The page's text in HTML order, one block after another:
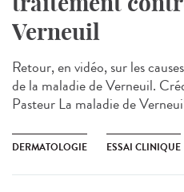
Verneuil
Retour, en vidéo, sur les
de la maladie de Verneuil.
Pasteur La maladie de
DERMATOLOGIE ESSAI CLINIQUE